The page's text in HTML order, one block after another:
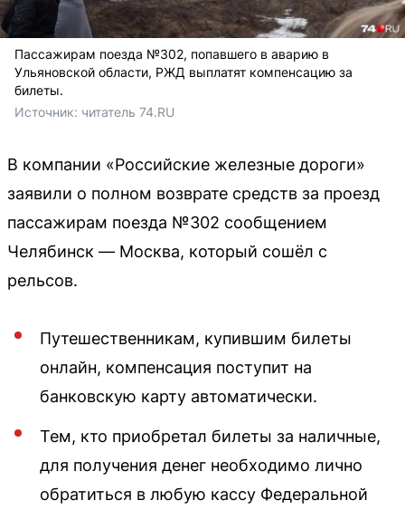
Пассажирам поезда №302, попавшего в аварию в
Ульяновской области, РЖД выплатят компенсацию за
билеты.
Источник: читатель 74.RU
В компании «Российские железные дороги»
заявили о полном возврате средств за проезд
пассажирам поезда №302 сообщением
Челябинск — Москва, который сошёл с
рельсов.
Путешественникам, купившим билеты
онлайн, компенсация поступит на
банковскую карту автоматически.
Тем, кто приобретал билеты за наличные,
для получения денег необходимо лично
обратиться в любую кассу Федеральной